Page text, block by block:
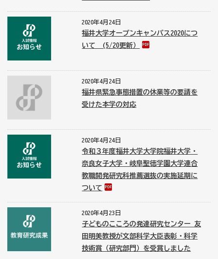
2020年4月24日
福井大学オープンキャンパス2020につ
いて (5/20更新）
2020年4月24日
福井県緊急事態措置の休業等の要請を
受けた本学の対応
2020年4月24日
令和３年度福井大学大学院福井大学・
奈良女子大学・岐阜聖徳学園大学連合
教職開発研究科推薦選抜の実施延期に
ついて
2020年4月23日
子どものこころの発達研究センター 友
田明美教授が文部科学大臣表彰・科学
技術賞（研究部門）を受賞しました